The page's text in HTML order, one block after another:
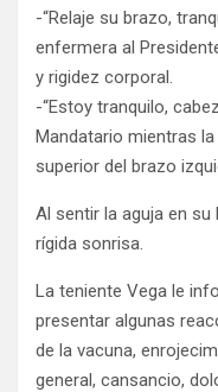
-“Relaje su brazo,
enfermera al
y rigidez corporal.
-“Estoy tranquilo,
Mandatario mientras
superior del brazo
Al sentir la aguja en
rígida sonrisa.
La teniente Vega le
presentar algunas
de la vacuna,
general, cansancio,